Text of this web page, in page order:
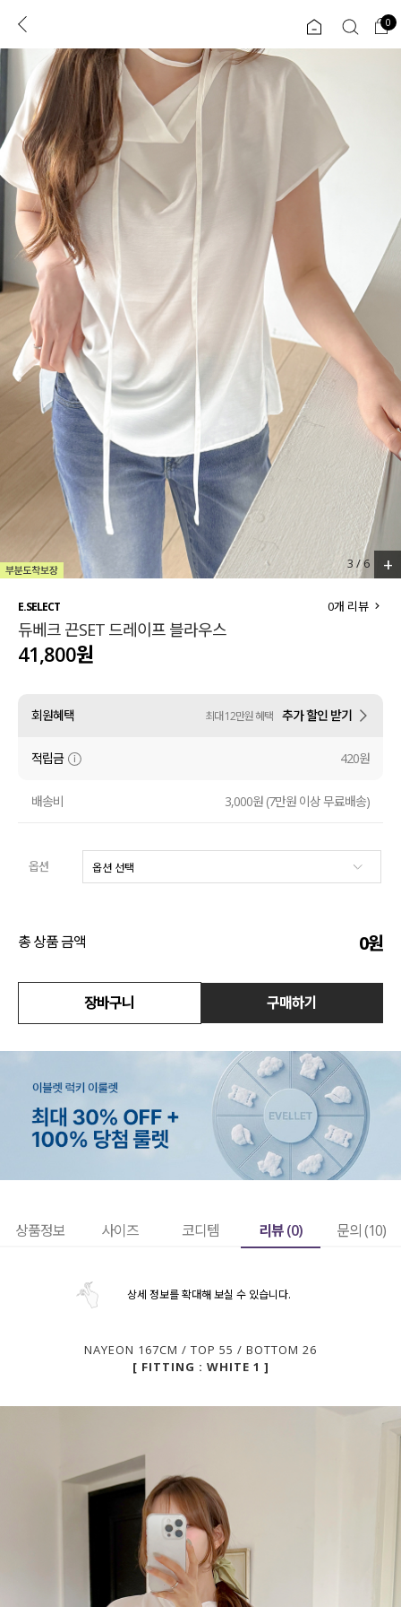
로그인 0
ENG
콘텐츠 리뷰 & 혜택 회원혜택
CATEGORY COMMUNITY
도착보장⚡
인플루언서 pick!
신상 5%
베스트
MADE
세트할인 ~30%
살안타템
110사이즈
티셔츠
셔츠
원피스
니트
익스클루시브
니트
블라우스
원피스
팬츠
스커트
언더웨어
0
3 /6 +
E.SELECT
듀베크 끈SET 드레이프 블라우스
0개 리뷰
41,800원
회원혜택 최대 12만원 혜택 추가 할인 받기
적립금 420원
배송비 3,000원 (7만원 이상 무료배송)
옵션
총 상품 금액 0원
장바구니 구매하기
상품정보 사이즈 코디템 리뷰 (0) 문의 (10)
상세 정보를 확대해 보실 수 있습니다.
NAYEON 167CM / TOP 55 / BOTTOM 26
[ FITTING : WHITE 1 ]